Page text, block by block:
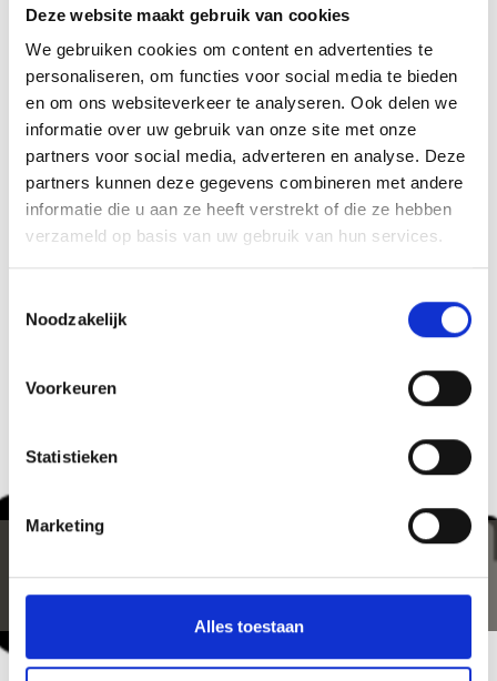
Deze website maakt gebruik van cookies
We gebruiken cookies om content en advertenties te
personaliseren, om functies voor social media te bieden
en om ons websiteverkeer te analyseren. Ook delen we
informatie over uw gebruik van onze site met onze
partners voor social media, adverteren en analyse. Deze
partners kunnen deze gegevens combineren met andere
informatie die u aan ze heeft verstrekt of die ze hebben
verzameld op basis van uw gebruik van hun services.
Noodzakelijk
Voorkeuren
Statistieken
Marketing
Alles toestaan
Organisator
39021
info@gemeinde.latsch.bz.it
www.gemeinde.latsch.bz.it
Tel.+39 0473 623113
Ja
No